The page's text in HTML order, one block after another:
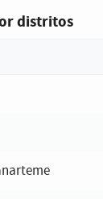
distritos